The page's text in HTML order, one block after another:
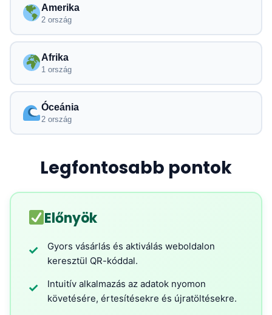
Amerika
2 ország
Afrika
1 ország
Óceánia
2 ország
Legfontosabb pontok
Előnyök
✓
Gyors vásárlás és aktiválás weboldalon
keresztül QR-kóddal.
✓
Intuitív alkalmazás az adatok nyomon
követésére, értesítésekre és újratöltésekre.